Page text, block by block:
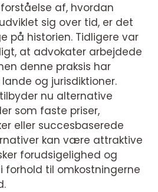
af, hvordan
sig over tid, er det
på historien. Tidligere var
at advokater arbejdede
denne praksis har
og jurisdiktioner.
nu alternative
som faste priser,
eller succesbaserede
kan være attraktive
forudsigelighed og
forhold til omkostningerne